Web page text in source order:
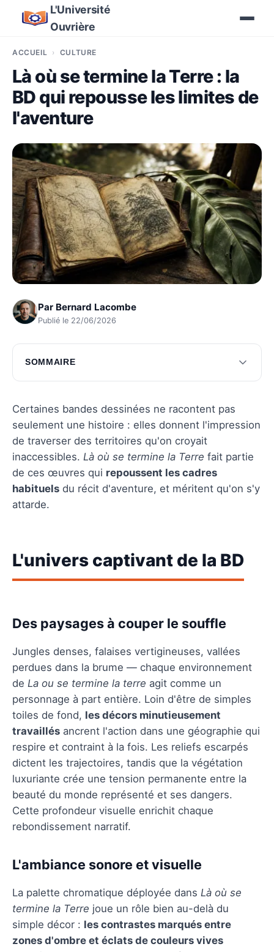
L'Université
Ouvrière
ACCUEIL CULTURE
Là où se termine la Terre : la
BD qui repousse les limites de
l'aventure
Par Bernard Lacombe
Publié le 22/06/2026
SOMMAIRE
L'univers captivant de la BD
Les personnages principaux
Les thèmes abordés
L'impact visuel de la BD
Réception et critiques
Questions fréquentes
Certaines bandes dessinées ne racontent pas
seulement une histoire : elles donnent l'impression
de traverser des territoires qu'on croyait
inaccessibles. Là où se termine la Terre fait partie
de ces œuvres qui repoussent les cadres
habituels du récit d'aventure, et méritent qu'on s'y
attarde.
L'univers captivant de la BD
Des paysages à couper le souffle
Jungles denses, falaises vertigineuses, vallées
perdues dans la brume — chaque environnement
de La ou se termine la terre agit comme un
personnage à part entière. Loin d'être de simples
toiles de fond, les décors minutieusement
travaillés ancrent l'action dans une géographie qui
respire et contraint à la fois. Les reliefs escarpés
dictent les trajectoires, tandis que la végétation
luxuriante crée une tension permanente entre la
beauté du monde représenté et ses dangers.
Cette profondeur visuelle enrichit chaque
rebondissement narratif.
L'ambiance sonore et visuelle
La palette chromatique déployée dans Là où se
termine la Terre joue un rôle bien au-delà du
simple décor : les contrastes marqués entre
zones d'ombre et éclats de couleurs vives